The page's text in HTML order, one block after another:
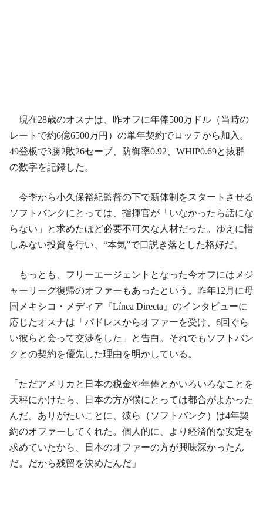
現在28歳のオスナは、昨オフに年俸500万ドル（当時の
レートで約6億6500万円）の単年契約でロッテから加入。
49登板で3勝2敗26セーブ、防御率0.92、WHIP0.69と抜群
の数字を記録した。
今季から小久保裕紀監督の下で新体制をスタートさせる
ソフトバンクにとっては、指揮官が「いなかったら話にな
らない」と求めたほど必要不可欠な人材だった。ゆえに惜
しみない投資を行い、“本気”で口説き落とした格好だ。
もっとも、フリーエージェントとなった今オフにはメジ
ャーリーグ復帰のオファーもあったという。昨年12月に母
国メキシコ・メディア『Línea Directa』のインタビューに
応じたオスナは「パドレスからオファーを受け、6回ぐら
い彼らと会って交渉をした」と告白。それでもソフトバン
クとの契約を優先した理由を明かしている。
「ただアメリカと日本の税金や年俸とかいろいろなことを
天秤にかけたら、日本の方が僕にとっては都合がよかった
んだ。ありがたいことに、彼ら（ソフトバンク）は4年契
約のオファーしてくれた。個人的に、より経済的な安定を
求めていたから、日本のオファーの方が興味深かったん
だ。だから残留を決めたんだ」